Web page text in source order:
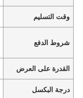
وقت التسليم
شروط الدفع
القدرة على العرض
درجة البكسل